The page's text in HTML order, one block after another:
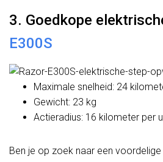
3. Goedkope
E300S
Maximale snelheid: 24
Gewicht: 23 kg
Actieradius: 16 kilometer per
Ben je op zoek naar een